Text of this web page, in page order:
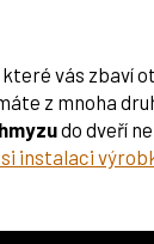
které vás zbaví
z mnoha
do dveří
instalaci